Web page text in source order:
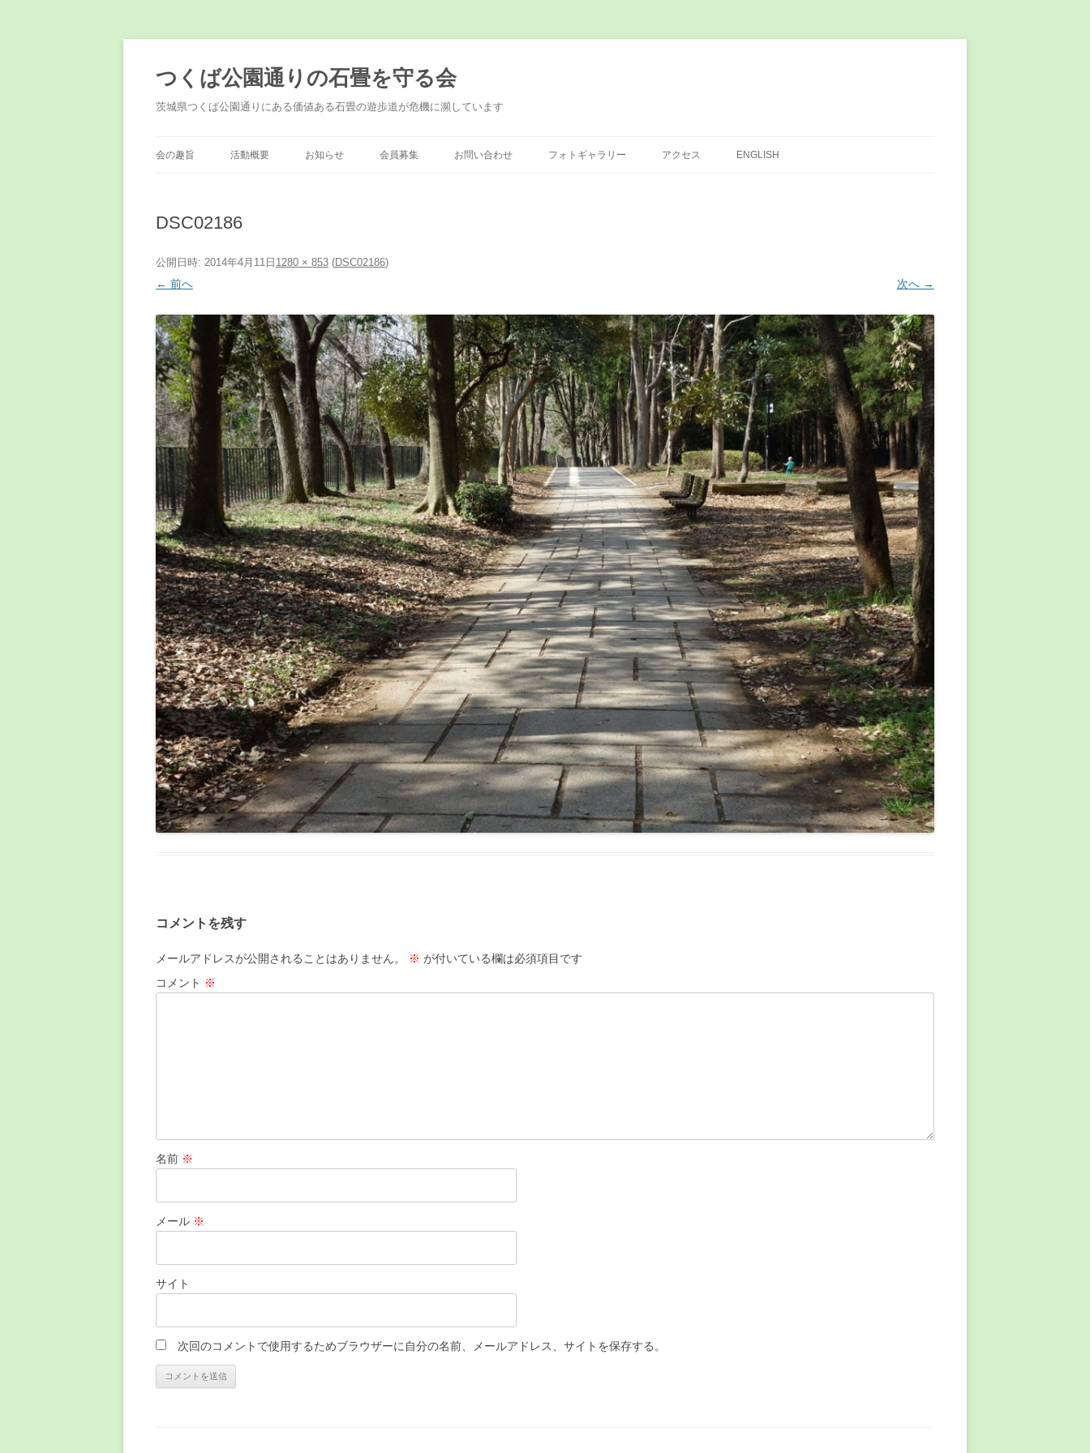
ン
ツ
へ
ス
つくば公園通りの石畳を守る会
茨城県つくば公園通りにある価値ある石畳の遊歩道が危機に瀕しています
会の趣旨 活動概要 お知らせ 会員募集 お問い合わせ フォトギャラリー アクセス ENGLISH
DSC02186
公開日時: 2014年4月11日 1280 × 853 (DSC02186)
← 前へ 次へ →
コメントを残す
メールアドレスが公開されることはありません。 ※ が付いている欄は必須項目です
コメント ※
名前 ※
メール ※
サイト
次回のコメントで使用するためブラウザーに自分の名前、メールアドレス、サイトを保存する。